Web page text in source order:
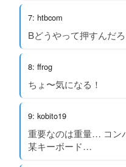
7: htbcom
Bどうやって押すんだ
8: ffrog
ちょ〜気になる！
9: kobito19
重要なのは重量… コン
某キーボード…